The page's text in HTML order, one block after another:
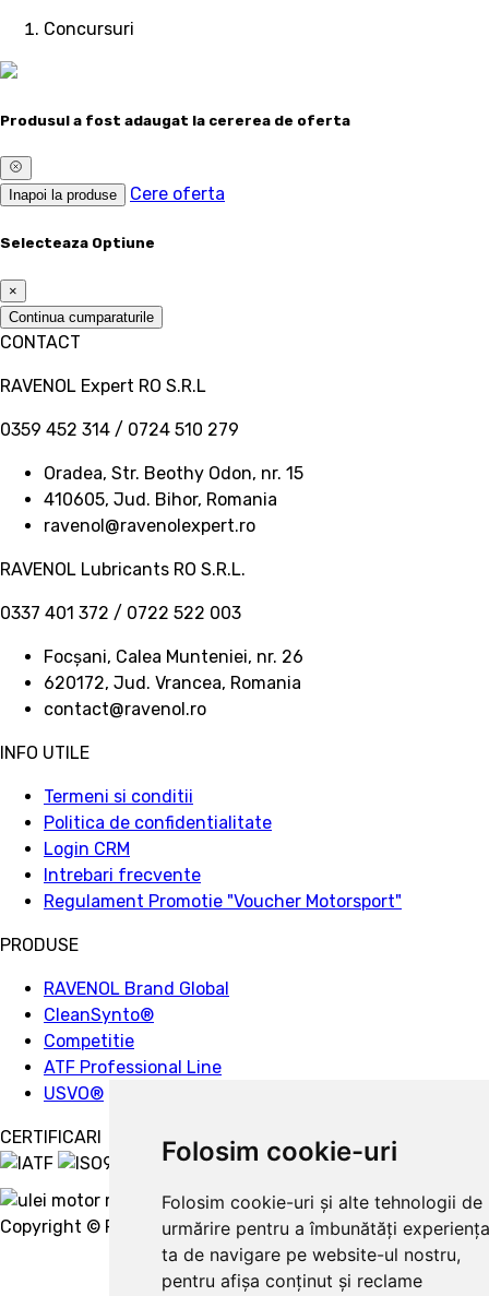
Folosim cookie-uri
Folosim cookie-uri și alte tehnologii de
urmărire pentru a îmbunătăți
ta de navigare pe website-ul nostru,
pentru afișa conținut și reclame
Concursuri
Produsul a fost adaugat la cererea de oferta
Inapoi la produse Cere oferta
Selecteaza Optiune
×
Continua cumparaturile
CONTACT
RAVENOL Expert RO S.R.L
0359 452 314 / 0724 510 279
Oradea, Str. Beothy Odon, nr. 15
410605, Jud. Bihor, Romania
ravenol@ravenolexpert.ro
RAVENOL Lubricants RO S.R.L.
0337 401 372 / 0722 522 003
Focșani, Calea Munteniei, nr. 26
620172, Jud. Vrancea, Romania
contact@ravenol.ro
INFO UTILE
Termeni si conditii
Politica de confidentialitate
Login CRM
Intrebari frecvente
Regulament Promotie "Voucher Motorsport"
PRODUSE
RAVENOL Brand Global
CleanSynto®
Competitie
ATF Professional Line
USVO®
CERTIFICARI
Copyright © Ravenol 2022. Creare website